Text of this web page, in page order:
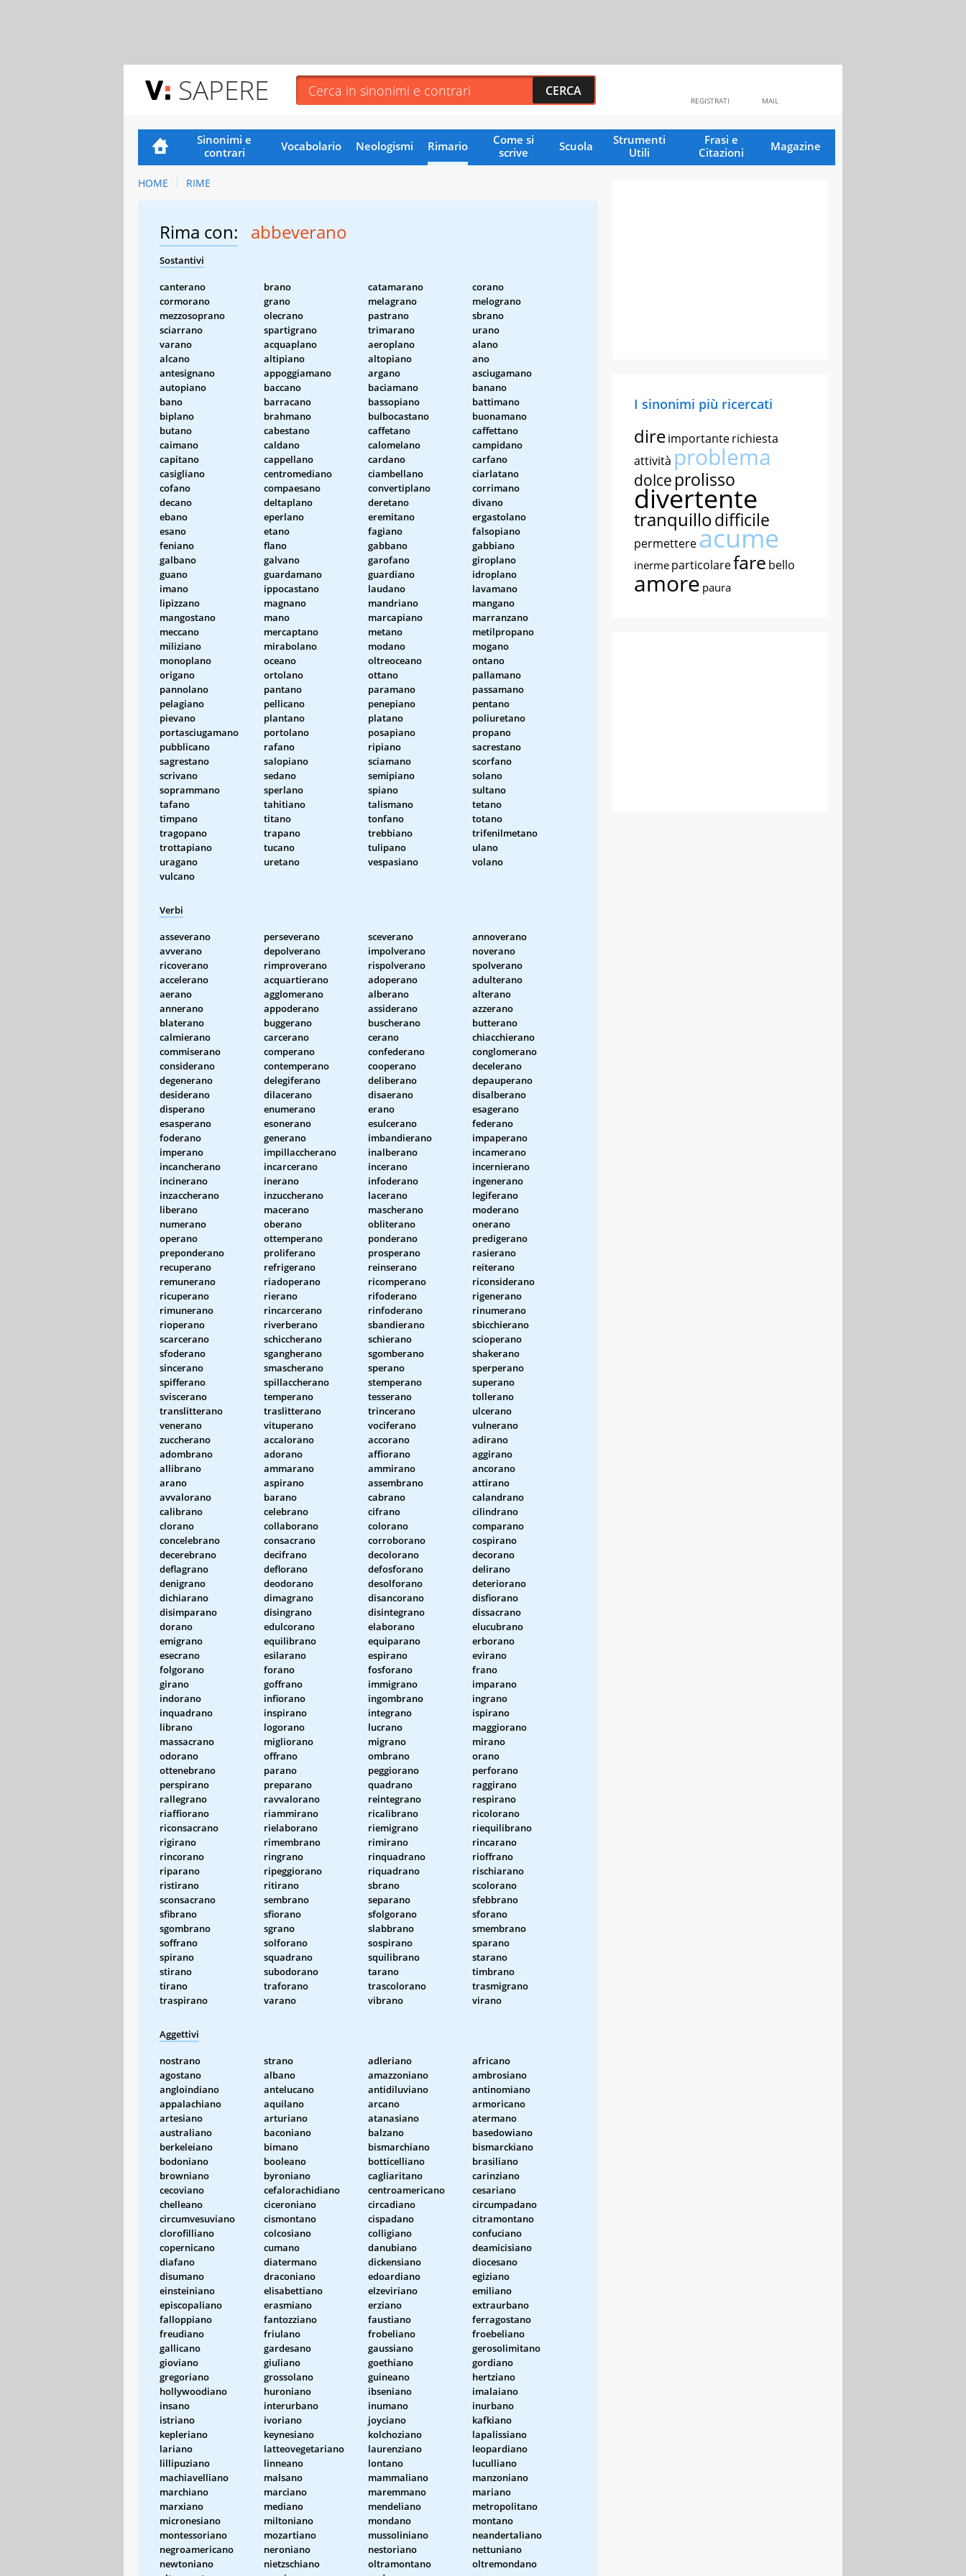
SAPERE MAIL
REGISTRATI
Sinonimi e
contrari
Vocabolario Neologismi Rimario
Come si
scrive
Scuola
Strumenti
Utili
Frasi e
Citazioni
Magazine
HOME RIME
Rima con: abbeverano
Sostantivi
canterano brano catamarano
corano
cormorano
grano melagrano
melograno
mezzosoprano
olecrano pastrano
sbrano
sciarrano
spartigrano trimarano
urano
varano
acquaplano aeroplano
alano
alcano
altipiano altopiano
ano
antesignano
appoggiamano argano
asciugamano
autopiano
baccano baciamano
banano
bano
barracano bassopiano
battimano
biplano
brahmano bulbocastano
buonamano
butano
cabestano caffetano
caffettano
caimano
caldano calomelano
campidano
capitano
cappellano cardano
carfano
casigliano
centromediano ciambellano
ciarlatano
cofano
compaesano convertiplano
corrimano
decano
deltaplano deretano
divano
ebano
eperlano eremitano
ergastolano
esano
etano fagiano
falsopiano
feniano
flano gabbano
gabbiano
galbano
galvano garofano
giroplano
guano
guardamano guardiano
idroplano
imano
ippocastano laudano
lavamano
lipizzano
magnano mandriano
mangano
mangostano
mano marcapiano
marranzano
meccano
mercaptano metano
metilpropano
miliziano
mirabolano modano
mogano
monoplano
oceano oltreoceano
ontano
origano
ortolano ottano
pallamano
pannolano
pantano paramano
passamano
pelagiano
pellicano penepiano
pentano
pievano
plantano platano
poliuretano
portasciugamano
portolano posapiano
propano
pubblicano
rafano ripiano
sacrestano
sagrestano
salopiano sciamano
scorfano
scrivano
sedano semipiano
solano
soprammano
sperlano spiano
sultano
tafano
tahitiano talismano
tetano
timpano
titano tonfano
totano
tragopano
trapano trebbiano
trifenilmetano
trottapiano
tucano tulipano
ulano
uragano
uretano vespasiano
volano
vulcano
Verbi
asseverano perseverano sceverano
annoverano
avverano
depolverano impolverano
noverano
ricoverano
rimproverano rispolverano
spolverano
accelerano
acquartierano adoperano
adulterano
aerano
agglomerano alberano
alterano
annerano
appoderano assiderano
azzerano
blaterano
buggerano buscherano
butterano
calmierano
carcerano cerano
chiacchierano
commiserano
comperano confederano
conglomerano
considerano
contemperano cooperano
decelerano
degenerano
delegiferano deliberano
depauperano
desiderano
dilacerano disaerano
disalberano
disperano
enumerano erano
esagerano
esasperano
esonerano esulcerano
federano
foderano
generano imbandierano
impaperano
imperano
impillaccherano inalberano
incamerano
incancherano
incarcerano incerano
incernierano
incinerano
inerano infoderano
ingenerano
inzaccherano
inzuccherano lacerano
legiferano
liberano
macerano mascherano
moderano
numerano
oberano obliterano
onerano
operano
ottemperano ponderano
predigerano
preponderano
proliferano prosperano
rasierano
recuperano
refrigerano reinserano
reiterano
remunerano
riadoperano ricomperano
riconsiderano
ricuperano
rierano rifoderano
rigenerano
rimunerano
rincarcerano rinfoderano
rinumerano
rioperano
riverberano sbandierano
sbicchierano
scarcerano
schiccherano schierano
scioperano
sfoderano
sgangherano sgomberano
shakerano
sincerano
smascherano sperano
sperperano
spifferano
spillaccherano stemperano
superano
sviscerano
temperano tesserano
tollerano
translitterano
traslitterano trincerano
ulcerano
venerano
vituperano vociferano
vulnerano
zuccherano
accalorano accorano
adirano
adombrano
adorano affiorano
aggirano
allibrano
ammarano ammirano
ancorano
arano
aspirano assembrano
attirano
avvalorano
barano cabrano
calandrano
calibrano
celebrano cifrano
cilindrano
clorano
collaborano colorano
comparano
concelebrano
consacrano corroborano
cospirano
decerebrano
decifrano decolorano
decorano
deflagrano
deflorano defosforano
delirano
denigrano
deodorano desolforano
deteriorano
dichiarano
dimagrano disancorano
disfiorano
disimparano
disingrano disintegrano
dissacrano
dorano
edulcorano elaborano
elucubrano
emigrano
equilibrano equiparano
erborano
esecrano
esilarano espirano
evirano
folgorano
forano fosforano
frano
girano
goffrano immigrano
imparano
indorano
infiorano ingombrano
ingrano
inquadrano
inspirano integrano
ispirano
librano
logorano lucrano
maggiorano
massacrano
migliorano migrano
mirano
odorano
offrano ombrano
orano
ottenebrano
parano peggiorano
perforano
perspirano
preparano quadrano
raggirano
rallegrano
ravvalorano reintegrano
respirano
riaffiorano
riammirano ricalibrano
ricolorano
riconsacrano
rielaborano riemigrano
riequilibrano
rigirano
rimembrano rimirano
rincarano
rincorano
ringrano rinquadrano
rioffrano
riparano
ripeggiorano riquadrano
rischiarano
ristirano
ritirano sbrano
scolorano
sconsacrano
sembrano separano
sfebbrano
sfibrano
sfiorano sfolgorano
sforano
sgombrano
sgrano slabbrano
smembrano
soffrano
solforano sospirano
sparano
spirano
squadrano squilibrano
starano
stirano
subodorano tarano
timbrano
tirano
traforano trascolorano
trasmigrano
traspirano
varano vibrano virano
Aggettivi
nostrano strano adleriano
africano
agostano
albano amazzoniano
ambrosiano
angloindiano
antelucano antidiluviano
antinomiano
appalachiano
aquilano arcano
armoricano
artesiano
arturiano atanasiano
atermano
australiano
baconiano balzano
basedowiano
berkeleiano
bimano bismarchiano
bismarckiano
bodoniano
booleano botticelliano
brasiliano
browniano
byroniano cagliaritano
carinziano
cecoviano
cefalorachidiano centroamericano
cesariano
chelleano
ciceroniano circadiano
circumpadano
circumvesuviano
cismontano cispadano
citramontano
clorofilliano
colcosiano colligiano
confuciano
copernicano
cumano danubiano
deamicisiano
diafano
diatermano dickensiano
diocesano
disumano
draconiano edoardiano
egiziano
einsteiniano
elisabettiano elzeviriano
emiliano
episcopaliano
erasmiano erziano
extraurbano
falloppiano
fantozziano faustiano
ferragostano
freudiano
friulano frobeliano
froebeliano
gallicano
gardesano gaussiano
gerosolimitano
gioviano
giuliano goethiano
gordiano
gregoriano
grossolano guineano
hertziano
hollywoodiano
huroniano ibseniano
imalaiano
insano
interurbano inumano
inurbano
istriano
ivoriano joyciano
kafkiano
kepleriano
keynesiano kolchoziano
lapalissiano
lariano
latteovegetariano laurenziano
leopardiano
lillipuziano
linneano lontano
luculliano
machiavelliano
malsano mammaliano
manzoniano
marchiano
marciano maremmano
mariano
marxiano
mediano mendeliano
metropolitano
micronesiano
miltoniano mondano
montano
montessoriano
mozartiano mussoliniano
neandertaliano
negroamericano
neroniano nestoriano
nettuniano
newtoniano
nietzschiano oltramontano
oltremondano
I sinonimi più ricercati
direimportanterichiesta
attività problema
dolce prolisso
divertente
tranquillodifficile
permettereacume
inerme particolarefare bello
amore paura